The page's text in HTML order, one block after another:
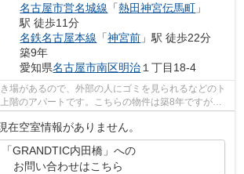
名古屋市営名城線 「熱田神宮伝馬町 」
駅 徒歩11分
名鉄名古屋本線 「神宮前 」駅 徒歩22分
築9年
愛知県名古屋市南区明治 １丁目18-4
場があるので、外部の人にゴミを見られるなどのト
階のアパートです。こちらの物件は築8年ですが、
す。アクセスの...
在空室情報がありません。
「GRANDTIC内田橋」への
お問い合わせはこちら